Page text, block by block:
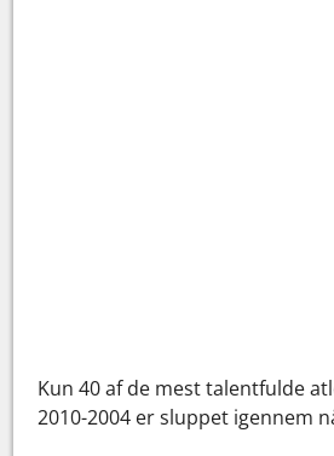
Kun 40 af de mest talentfulde
2010-2004 er sluppet igennem